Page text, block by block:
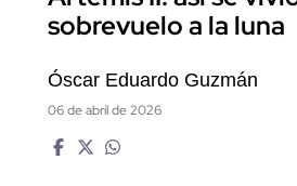
sobrevuelo a la luna
Óscar Eduardo Guzmán
06 de abril de 2026